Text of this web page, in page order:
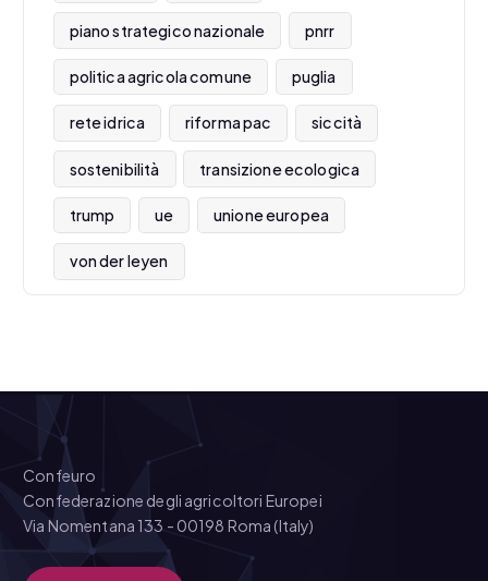
piano strategico nazionale pnrr
politica agricola comune puglia
rete idrica riforma pac siccità
sostenibilità transizione ecologica
trump ue unione europea
von der leyen
Confeuro
Confederazione degli agricoltori Europei
Via Nomentana 133 - 00198 Roma (Italy)